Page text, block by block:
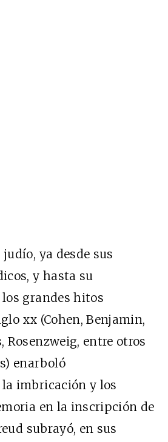
ya desde sus
y hasta su
grandes hitos
xx (Cohen, Benjamin,
Rosenzweig, entre otros
enarboló
imbricación y los
en la inscripción de
subrayó, en sus